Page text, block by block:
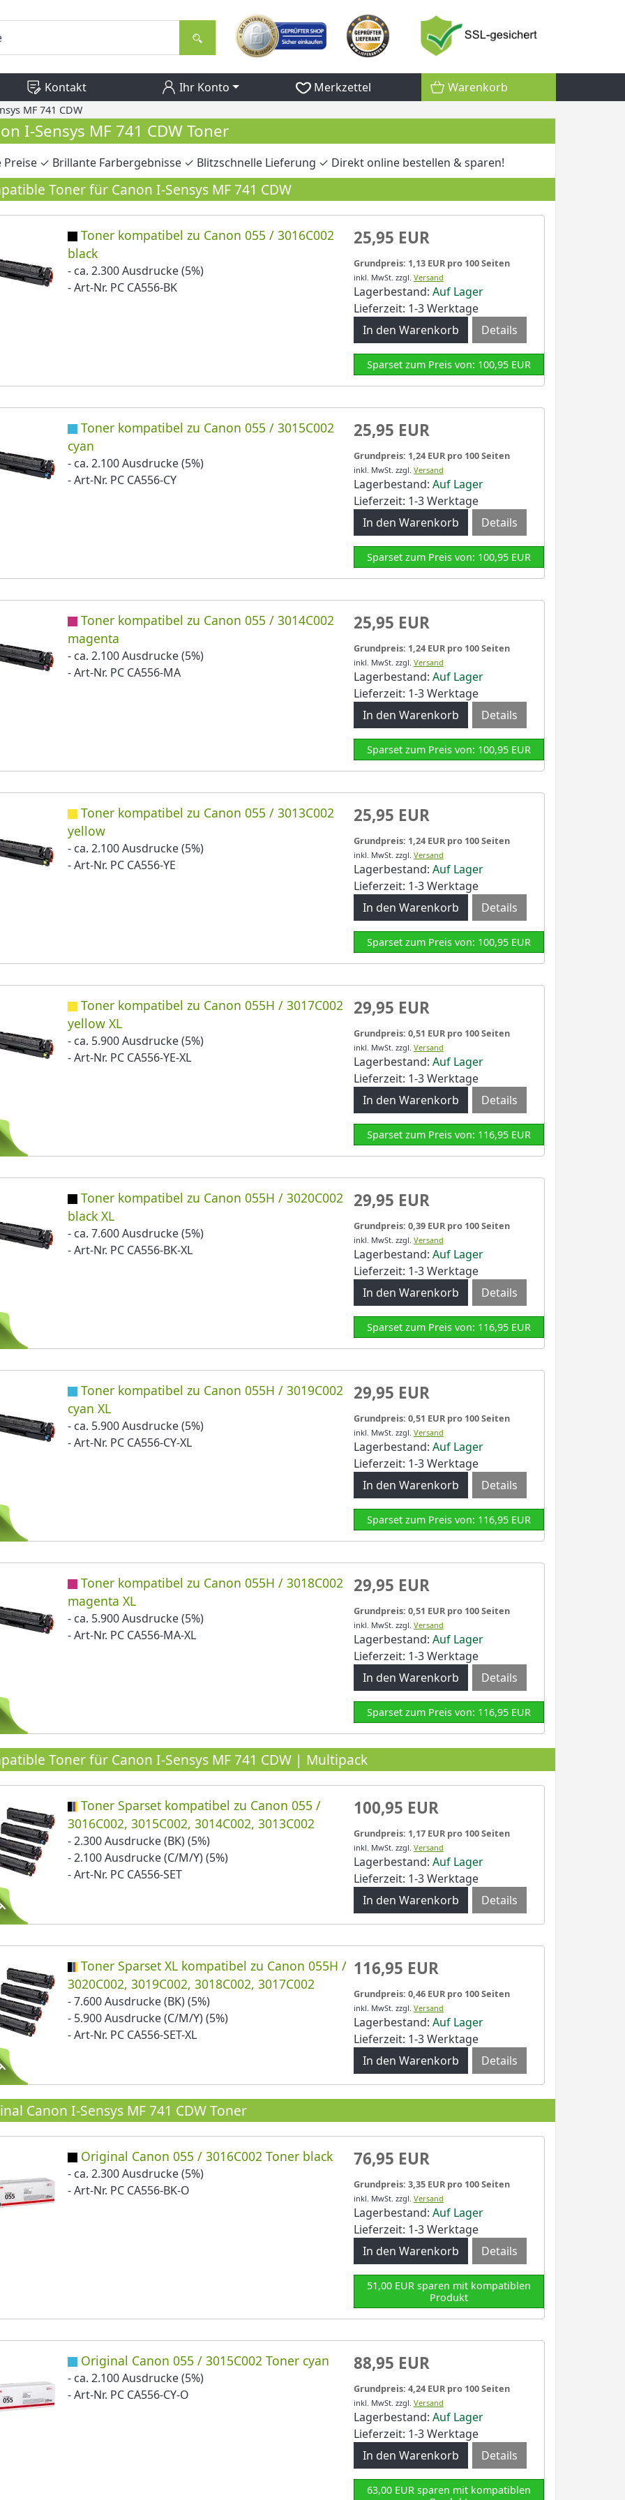
Kontakt Ihr Konto Merkzettel Warenkorb
MF 741 CDW
I-Sensys MF 741 CDW Toner
Preise ✓ Brillante Farbergebnisse ✓ Blitzschnelle Lieferung ✓ Direkt online bestellen & sparen!
Toner für Canon I-Sensys MF 741 CDW
Toner kompatibel zu Canon 055 / 3016C002
black
- ca. 2.300 Ausdrucke (5%)
- Art-Nr. PC CA556-BK
25,95 EUR
Grundpreis: 1,13 EUR pro 100 Seiten
inkl. MwSt. zzgl. Versand
Lagerbestand: Auf Lager
Lieferzeit: 1-3 Werktage
Details
Sparset zum Preis von: 100,95 EUR
Toner kompatibel zu Canon 055 / 3015C002
cyan
- ca. 2.100 Ausdrucke (5%)
- Art-Nr. PC CA556-CY
25,95 EUR
Grundpreis: 1,24 EUR pro 100 Seiten
inkl. MwSt. zzgl. Versand
Lagerbestand: Auf Lager
Lieferzeit: 1-3 Werktage
Details
Sparset zum Preis von: 100,95 EUR
Toner kompatibel zu Canon 055 / 3014C002
magenta
- ca. 2.100 Ausdrucke (5%)
- Art-Nr. PC CA556-MA
25,95 EUR
Grundpreis: 1,24 EUR pro 100 Seiten
inkl. MwSt. zzgl. Versand
Lagerbestand: Auf Lager
Lieferzeit: 1-3 Werktage
Details
Sparset zum Preis von: 100,95 EUR
Toner kompatibel zu Canon 055 / 3013C002
yellow
- ca. 2.100 Ausdrucke (5%)
- Art-Nr. PC CA556-YE
25,95 EUR
Grundpreis: 1,24 EUR pro 100 Seiten
inkl. MwSt. zzgl. Versand
Lagerbestand: Auf Lager
Lieferzeit: 1-3 Werktage
Details
Sparset zum Preis von: 100,95 EUR
Toner kompatibel zu Canon 055H / 3017C002
yellow XL
- ca. 5.900 Ausdrucke (5%)
- Art-Nr. PC CA556-YE-XL
29,95 EUR
Grundpreis: 0,51 EUR pro 100 Seiten
inkl. MwSt. zzgl. Versand
Lagerbestand: Auf Lager
Lieferzeit: 1-3 Werktage
Details
Sparset zum Preis von: 116,95 EUR
Toner kompatibel zu Canon 055H / 3020C002
black XL
- ca. 7.600 Ausdrucke (5%)
- Art-Nr. PC CA556-BK-XL
29,95 EUR
Grundpreis: 0,39 EUR pro 100 Seiten
inkl. MwSt. zzgl. Versand
Lagerbestand: Auf Lager
Lieferzeit: 1-3 Werktage
Details
Sparset zum Preis von: 116,95 EUR
Toner kompatibel zu Canon 055H / 3019C002
cyan XL
- ca. 5.900 Ausdrucke (5%)
- Art-Nr. PC CA556-CY-XL
29,95 EUR
Grundpreis: 0,51 EUR pro 100 Seiten
inkl. MwSt. zzgl. Versand
Lagerbestand: Auf Lager
Lieferzeit: 1-3 Werktage
Details
Sparset zum Preis von: 116,95 EUR
Toner kompatibel zu Canon 055H / 3018C002
magenta XL
- ca. 5.900 Ausdrucke (5%)
- Art-Nr. PC CA556-MA-XL
29,95 EUR
Grundpreis: 0,51 EUR pro 100 Seiten
inkl. MwSt. zzgl. Versand
Lagerbestand: Auf Lager
Lieferzeit: 1-3 Werktage
Details
Sparset zum Preis von: 116,95 EUR
Toner für Canon I-Sensys MF 741 CDW | Multipack
Toner Sparset kompatibel zu Canon 055 /
3016C002, 3015C002, 3014C002, 3013C002
- 2.300 Ausdrucke (BK) (5%)
- 2.100 Ausdrucke (C/M/Y) (5%)
- Art-Nr. PC CA556-SET
100,95 EUR
Grundpreis: 1,17 EUR pro 100 Seiten
inkl. MwSt. zzgl. Versand
Lagerbestand: Auf Lager
Lieferzeit: 1-3 Werktage
Details
Toner Sparset XL kompatibel zu Canon 055H /
3020C002, 3019C002, 3018C002, 3017C002
- 7.600 Ausdrucke (BK) (5%)
- 5.900 Ausdrucke (C/M/Y) (5%)
- Art-Nr. PC CA556-SET-XL
116,95 EUR
Grundpreis: 0,46 EUR pro 100 Seiten
inkl. MwSt. zzgl. Versand
Lagerbestand: Auf Lager
Lieferzeit: 1-3 Werktage
Details
Canon I-Sensys MF 741 CDW Toner
Original Canon 055 / 3016C002 Toner black
- ca. 2.300 Ausdrucke (5%)
- Art-Nr. PC CA556-BK-O
76,95 EUR
Grundpreis: 3,35 EUR pro 100 Seiten
inkl. MwSt. zzgl. Versand
Lagerbestand: Auf Lager
Lieferzeit: 1-3 Werktage
Details
51,00 EUR sparen mit kompatiblen
Produkt
Original Canon 055 / 3015C002 Toner cyan
- ca. 2.100 Ausdrucke (5%)
- Art-Nr. PC CA556-CY-O
88,95 EUR
Grundpreis: 4,24 EUR pro 100 Seiten
inkl. MwSt. zzgl. Versand
Lagerbestand: Auf Lager
Lieferzeit: 1-3 Werktage
Details
63,00 EUR sparen mit kompatiblen